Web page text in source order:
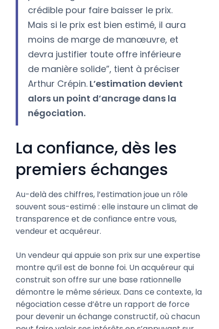
crédible pour faire baisser le prix.
Mais si le prix est bien estimé, il aura
moins de marge de manœuvre, et
devra justifier toute offre inférieure
de manière solide”, tient à préciser
Arthur Crépin. L’estimation devient
alors un point d’ancrage dans la
négociation.
La confiance, dès les
premiers échanges
Au-delà des chiffres, l’estimation joue un rôle
souvent sous-estimé : elle instaure un climat de
transparence et de confiance entre vous,
vendeur et acquéreur.
Un vendeur qui appuie son prix sur une expertise
montre qu’il est de bonne foi. Un acquéreur qui
construit son offre sur une base rationnelle
démontre le même sérieux. Dans ce contexte, la
négociation cesse d’être un rapport de force
pour devenir un échange constructif, où chacun